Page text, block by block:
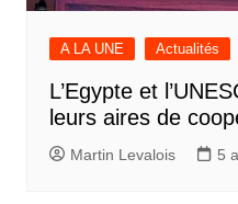
A LA UNE Actualités
L’Egypte et
leurs aires de
Martin Levalois 5